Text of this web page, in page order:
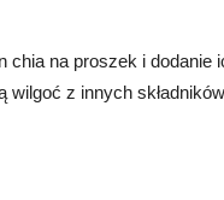
chia na proszek i dodanie
wilgoć z innych